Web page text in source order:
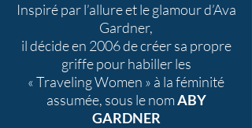
Inspiré par l’allure et le glamour d’Ava
Gardner,
il décide en 2006 de créer sa propre
griffe pour habiller les
« Traveling Women » à la féminité
assumée, sous le nomABY
GARDNER